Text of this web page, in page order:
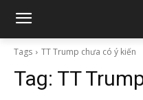
Tags TT Trump chưa có ý kiến
Tag: TT